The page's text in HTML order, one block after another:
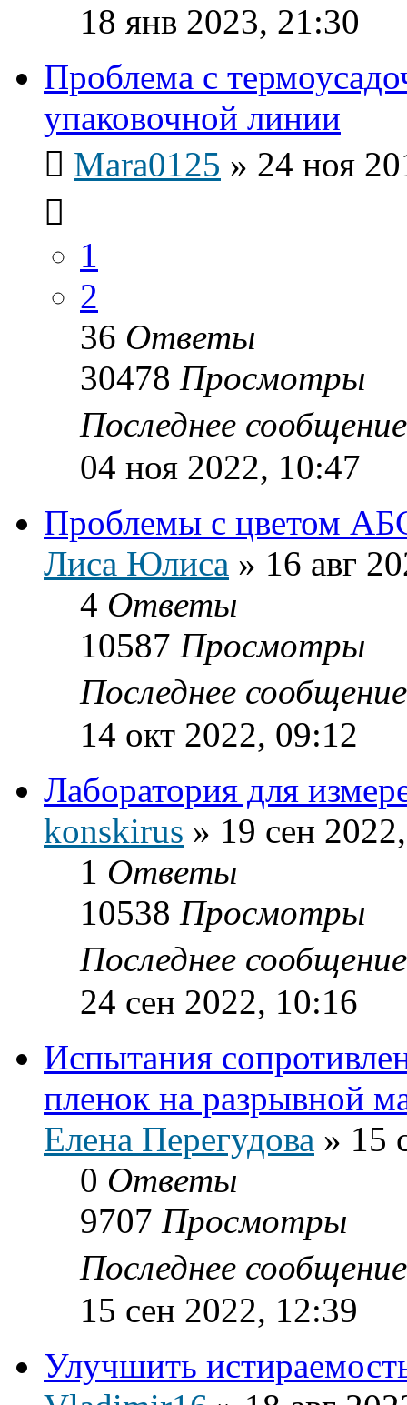
18 янв 2023, 21:30
Проблема с
упаковочной линии
Mara0125 » 24 ноя
1
2
36 Ответы
30478 Просмотры
Последнее
04 ноя 2022, 10:47
Проблемы с цветом
Лиса Юлиса » 16 авг
4 Ответы
10587 Просмотры
Последнее
14 окт 2022, 09:12
Лаборатория для
konskirus » 19 сен
1 Ответы
10538 Просмотры
Последнее
24 сен 2022, 10:16
Испытания
пленок на разрывной
Елена Перегудова » 15
0 Ответы
9707 Просмотры
Последнее
15 сен 2022, 12:39
Улучшить